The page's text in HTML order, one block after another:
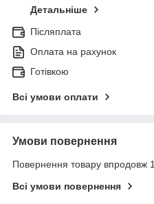
Детальніше
Післяплата
Оплата на рахунок
Готівкою
Всі умови оплати
Умови повернення
Повернення товару впродовж
Всі умови повернення